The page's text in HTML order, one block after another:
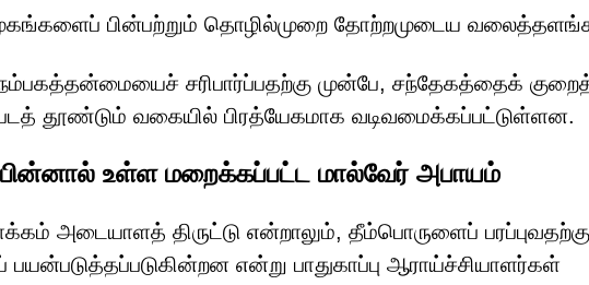
பின்பற்றும் தொழில்முறை தோற்றமுடைய
சரிபார்ப்பதற்கு முன்பே, சந்தேகத்தைக்
தூண்டும் வகையில் பிரத்யேகமாக வடிவமைக்கப்பட்டுள்ளன.
உள்ள மறைக்கப்பட்ட மால்வேர் அபாயம்
அடையாளத் திருட்டு என்றாலும், தீம்பொருளைப்
என்று பாதுகாப்பு ஆராய்ச்சியாளர்கள்